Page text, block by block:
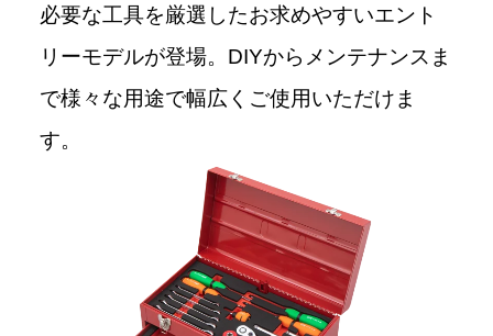
必要な工具を厳選したお求めやすいエント
リーモデルが登場。DIYからメンテナンスま
で様々な用途で幅広くご使用いただけま
す。